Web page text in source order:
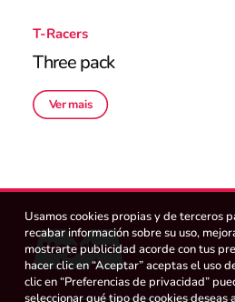
T-Racers
Three pack
Ver mais
Usamos cookies propias y de terceros
recabar información sobre su uso,
mostrarte publicidad acorde con tus
hacer clic en “Aceptar” aceptas el uso
clic en “Preferencias de privacidad”
seleccionar qué tipo de cookies deseas